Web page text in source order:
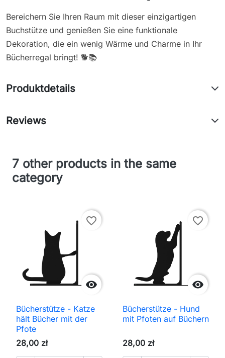
Bereichern Sie Ihren Raum mit dieser einzigartigen
Buchstütze und genießen Sie eine funktionale
Dekoration, die ein wenig Wärme und Charme in Ihr
Bücherregal bringt! 🐕📚
Produktdetails
Reviews
7 other products in the same
category

favorite_border
Bücherstütze - Katze
hält Bücher mit der
Pfote
28,00 zł

favorite_border
Bücherstütze - Hund
mit Pfoten auf Büchern
28,00 zł